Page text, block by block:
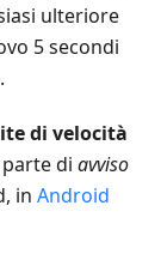
ulteriore
5 secondi
di velocità
di avviso
in Android